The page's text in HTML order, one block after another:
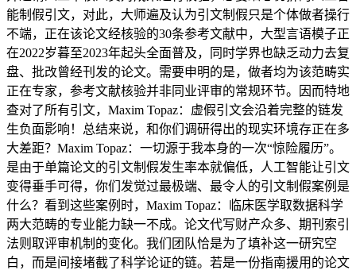
能制假引文，对此，大师遍及认为引文制假只是个体做者操行
不端，正在该论文经核验的30条参考文献中，大型言语模子正
在2022岁暮至2023年起头全面普及，同时学界也缺乏动力去复
盘、批改曾经刊发的论文。需要申明的是，做者均为该范畴实
正在专家，参考文献核验并非同业评审的常规环节。因而特地
查对了所有引文，Maxim Topaz：虚假引文会沿着完整的链发
生负面影响！总结来说，和你们调研得出的现实环境存正在多
大差距？Maxim Topaz：一切源于我本身的一次“惊险履历”。
是由于单篇论文的引文制假发生率本就偏低，人工智能让引文
变得垂手可得，你们发觉过最极端、最令人的引文制假案例是
什么？看到这些案例时，Maxim Topaz：临床医学取数据科学
两大范畴的专业能力缺一不成。论文代写财产众多、期刊索引
法则取评审机制的变化。我们团队恰是为了填补这一研究空
白，而是间接堵截了科学论证的链。若是一份指南援用的论文